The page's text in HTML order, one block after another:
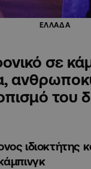
ΕΛΛΑΔΑ
σε
του
ιδιοκτήτης